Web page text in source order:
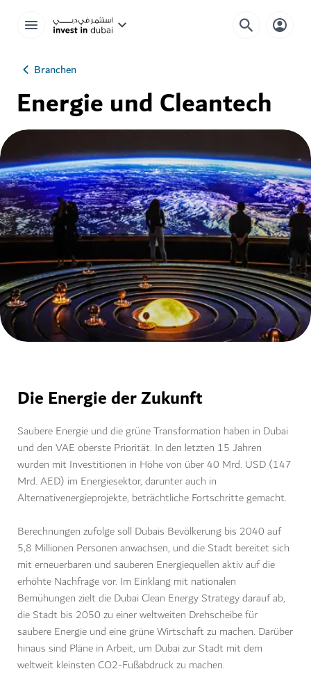
Branchen
Energie und Cleantech
Die Energie der Zukunft
Saubere Energie und die grüne Transformation haben in Dubai
und den VAE oberste Priorität. In den letzten 15 Jahren
wurden mit Investitionen in Höhe von über 40 Mrd. USD (147
Mrd. AED) im Energiesektor, darunter auch in
Alternativenergieprojekte, beträchtliche Fortschritte gemacht.
Berechnungen zufolge soll Dubais Bevölkerung bis 2040 auf
5,8 Millionen Personen anwachsen, und die Stadt bereitet sich
mit erneuerbaren und sauberen Energiequellen aktiv auf die
erhöhte Nachfrage vor. Im Einklang mit nationalen
Bemühungen zielt die Dubai Clean Energy Strategy darauf ab,
die Stadt bis 2050 zu einer weltweiten Drehscheibe für
saubere Energie und eine grüne Wirtschaft zu machen. Darüber
hinaus sind Pläne in Arbeit, um Dubai zur Stadt mit dem
weltweit kleinsten CO2-Fußabdruck zu machen.